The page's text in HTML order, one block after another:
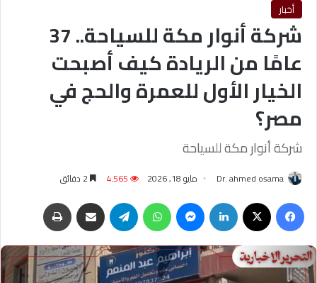
أخبار
شركة أنوار مكة للسياحة.. 37
عامًا من الريادة كيف أصبحت
الخيار الأول للعمرة والحج في
مصر؟
شركة أنوار مكة للسياحة
Dr. ahmed osama مايو 18, 2026 4٬565